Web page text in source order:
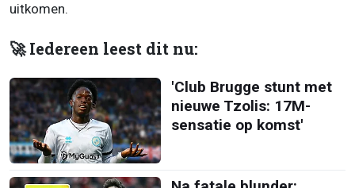
uitkomen.
🚀 Iedereen leest dit nu:
'Club Brugge stunt met
nieuwe Tzolis: 17M-
sensatie op komst'